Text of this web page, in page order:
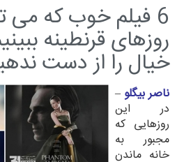
6 فیلم خوب که می
روزهای قرنطینه
خیال را از دست
ناصر بیگلو–
در این
روزهایی که
مجبور به
خانه ماندن